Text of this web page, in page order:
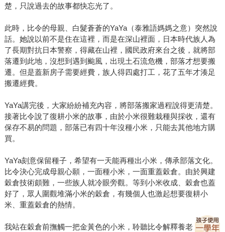
楚，只說過去的故事都快忘光了。
此時，比令的母親、白髮蒼蒼的YaYa（泰雅語媽媽之意）突然說
話。她說以前不是住在這裡，而是在深山裡面，日本時代族人為
了長期對抗日本警察，得藏在山裡，國民政府來台之後，就將部
落遷到此地，沒想到遇到颱風，出現土石流危機，部落才想要搬
遷。但是蓋新房子需要經費，族人得四處打工，花了五年才湊足
搬遷經費。
YaYa講完後，大家紛紛補充內容，將部落搬家過程說得更清楚。
接著比令說了復耕小米的故事，由於小米很難栽種與採收，還有
保存不易的問題，部落已有四十年沒種小米，只能去其他地方購
買。
YaYa刻意保留種子，希望有一天能再種出小米，傳承部落文化。
比令決心完成母親心願，一面種小米，一面重蓋穀倉。由於興建
穀倉技術頗難，一些族人就冷眼旁觀。等到小米收成、穀倉也蓋
好了，眾人圍觀堆滿小米的穀倉，有幾個人也激起想要復耕小
米、重蓋穀倉的熱情。
我站在穀倉前撫觸一把金黃色的小米，聆聽比令解釋養老